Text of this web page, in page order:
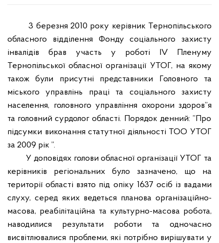
3 березня 2010 року керівник Тернопільського
обласного відділення Фонду соціального захисту
інвалідів брав участь у роботі IV
Пленуму
Тернопільської обласної організації УТОГ, на якому
також були присутні представники Головного та
міського управлінь праці та соціального захисту
населення, головного управління охорони здоров”я
та головний сурдолог області. Порядок денний: ”Про
підсумки виконання статутної діяльності ТОО УТОГ
за 2009 рік ”.
У доповідях голови обласної організації УТОГ та
керівників регіональних було зазначено, що на
території області взято під опіку 1637 осіб із вадами
слуху, серед яких ведеться планова організаційно-
масова, реабілітаційна та культурно-масова робота,
наводилися результати роботи та одночасно
висвітлювалися проблеми, які потрібно вирішувати у